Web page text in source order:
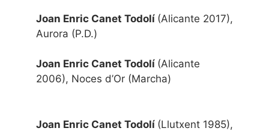
Joan Enric Canet Todolí (Alicante 2017),
Aurora (P.D.)
Joan Enric Canet Todolí (Alicante
2006), Noces d’Or (Marcha)
Joan Enric Canet Todolí (Llutxent 1985),